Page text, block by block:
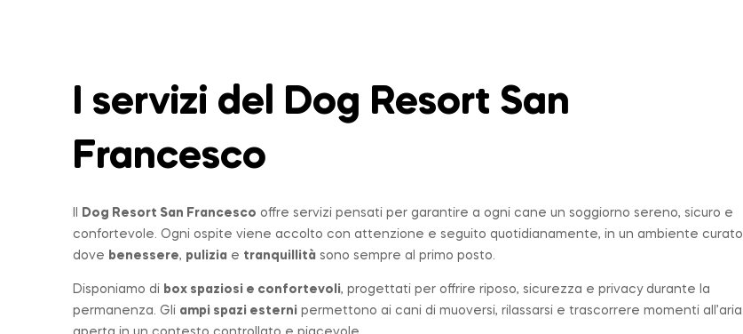
I servizi del Dog Resort San
Francesco
Dog Resort San Francesco offre servizi pensati per garantire a ogni cane un soggiorno sereno, sicuro e
confortevole. Ogni ospite viene accolto con attenzione e seguito quotidianamente, in un ambiente curato
dove benessere, pulizia e tranquillità sono sempre al primo posto.
Disponiamo di box spaziosi e confortevoli, progettati per offrire riposo, sicurezza e privacy durante la
permanenza. Gli ampi spazi esterni permettono ai cani di muoversi, rilassarsi e trascorrere momenti all’aria